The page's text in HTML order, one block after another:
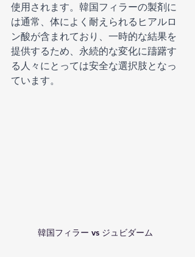
使用されます。韓国フィラーの製剤に
は通常、体によく耐えられるヒアルロ
ン酸が含まれており、一時的な結果を
提供するため、永続的な変化に躊躇す
る人々にとっては安全な選択肢となっ
ています。
韓国フィラー vs ジュビダーム